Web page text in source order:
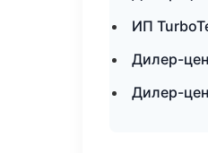
ИП
Дилер-
Дилер-